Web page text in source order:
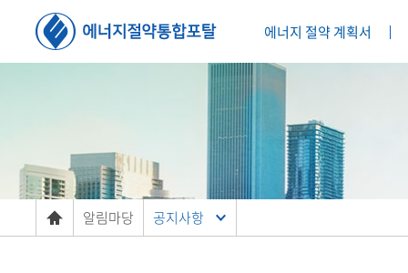
에너지 절약 계획서
알림마당 공지사항